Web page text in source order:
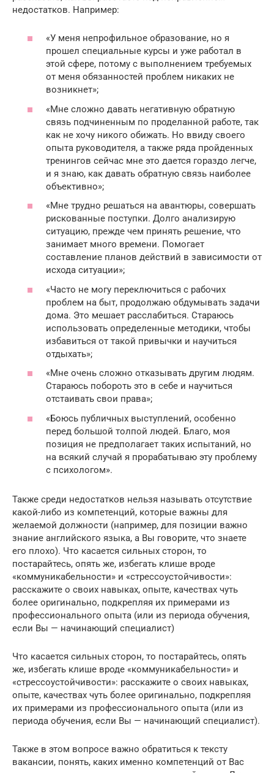
недостатков. Например:
«У меня непрофильное образование, но я
прошел специальные курсы и уже работал в
этой сфере, потому с выполнением требуемых
от меня обязанностей проблем никаких не
возникнет»;
«Мне сложно давать негативную обратную
связь подчиненным по проделанной работе, так
как не хочу никого обижать. Но ввиду своего
опыта руководителя, а также ряда пройденных
тренингов сейчас мне это дается гораздо легче,
и я знаю, как давать обратную связь наиболее
объективно»;
«Мне трудно решаться на авантюры, совершать
рискованные поступки. Долго анализирую
ситуацию, прежде чем принять решение, что
занимает много времени. Помогает
составление планов действий в зависимости от
исхода ситуации»;
«Часто не могу переключиться с рабочих
проблем на быт, продолжаю обдумывать задачи
дома. Это мешает расслабиться. Стараюсь
использовать определенные методики, чтобы
избавиться от такой привычки и научиться
отдыхать»;
«Мне очень сложно отказывать другим людям.
Стараюсь побороть это в себе и научиться
отстаивать свои права»;
«Боюсь публичных выступлений, особенно
перед большой толпой людей. Благо, моя
позиция не предполагает таких испытаний, но
на всякий случай я прорабатываю эту проблему
с психологом».
Также среди недостатков нельзя называть отсутствие
какой-либо из компетенций, которые важны для
желаемой должности (например, для позиции важно
знание английского языка, а Вы говорите, что знаете
его плохо). Что касается сильных сторон, то
постарайтесь, опять же, избегать клише вроде
«коммуникабельности» и «стрессоустойчивости»:
расскажите о своих навыках, опыте, качествах чуть
более оригинально, подкрепляя их примерами из
профессионального опыта (или из периода обучения,
если Вы — начинающий специалист)
Что касается сильных сторон, то постарайтесь, опять
же, избегать клише вроде «коммуникабельности» и
«стрессоустойчивости»: расскажите о своих навыках,
опыте, качествах чуть более оригинально, подкрепляя
их примерами из профессионального опыта (или из
периода обучения, если Вы — начинающий специалист).
Также в этом вопросе важно обратиться к тексту
вакансии, понять, каких именно компетенций от Вас